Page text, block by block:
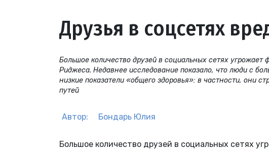
Друзья в соцсетях
Большое количество друзей в социальных сетях угрожает
Риджеса. Недавнее исследование показало, что люди с
низкие показатели «общего здоровья»: в частности, они
путей
Автор: Бондарь Юлия
Большое количество друзей в социальных сетях